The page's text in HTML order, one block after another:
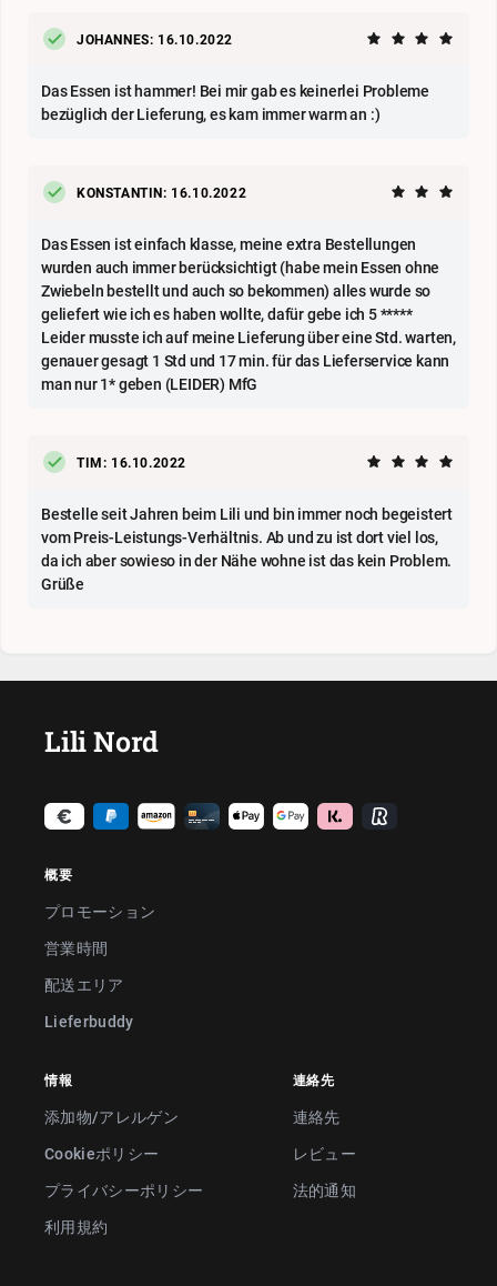
JOHANNES: 16.10.2022
Das Essen ist hammer! Bei mir gab es keinerlei Probleme
bezüglich der Lieferung, es kam immer warm an :)
KONSTANTIN: 16.10.2022
Das Essen ist einfach klasse, meine extra Bestellungen
wurden auch immer berücksichtigt (habe mein Essen ohne
Zwiebeln bestellt und auch so bekommen) alles wurde so
geliefert wie ich es haben wollte, dafür gebe ich 5 *****
Leider musste ich auf meine Lieferung über eine Std. warten,
genauer gesagt 1 Std und 17 min. für das Lieferservice kann
man nur 1* geben (LEIDER) MfG
TIM: 16.10.2022
Bestelle seit Jahren beim Lili und bin immer noch begeistert
vom Preis-Leistungs-Verhältnis. Ab und zu ist dort viel los,
da ich aber sowieso in der Nähe wohne ist das kein Problem.
Grüße
Lili Nord
概要
プロモーション
営業時間
配送エリア
Lieferbuddy
情報
添加物/アレルゲン
Cookieポリシー
プライバシーポリシー
利用規約
連絡先
連絡先
レビュー
法的通知